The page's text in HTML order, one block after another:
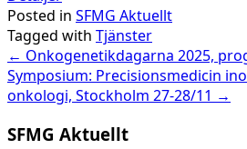
Posted in SFMG Aktuellt
Tagged with Tjänster
Post
navigation
← Onkogenetikdagarna 2025,
Symposium: Precisionsmedicin
onkologi, Stockholm 27-28/11 →
SFMG Aktuellt